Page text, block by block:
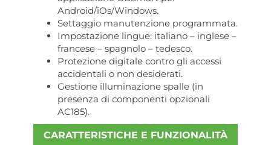
Android/iOs/Windows.
Settaggio manutenzione programmata.
Impostazione lingue: italiano – inglese –
francese – spagnolo – tedesco.
Protezione digitale contro gli accessi
accidentali o non desiderati.
Gestione illuminazione spalle (in
presenza di componenti opzionali
AC185).
CARATTERISTICHE E FUNZIONALITÀ